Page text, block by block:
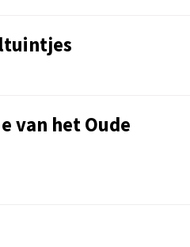
van het Oude